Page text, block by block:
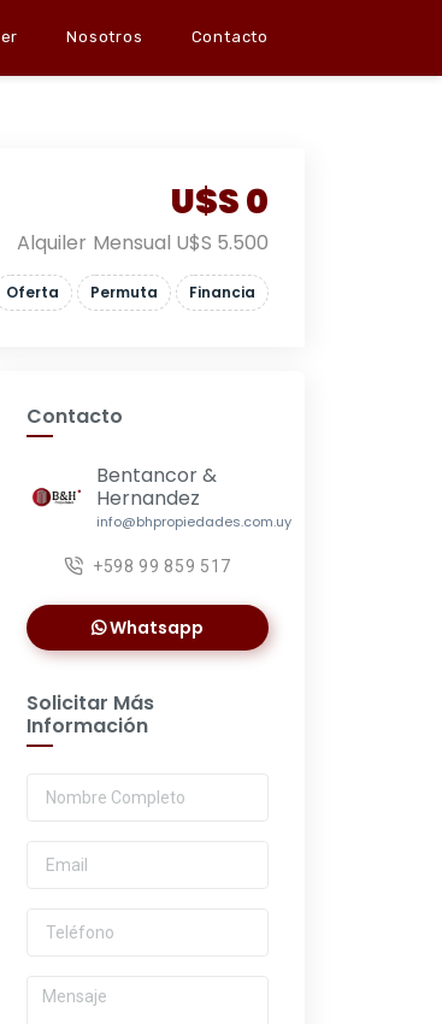
Nosotros Contacto
U$S 0
Alquiler Mensual U$S 5.500
Oferta Permuta Financia
Contacto
Bentancor &
Hernandez
info@bhpropiedades.com.uy
+598 99 859 517
Whatsapp
Solicitar Más
Información